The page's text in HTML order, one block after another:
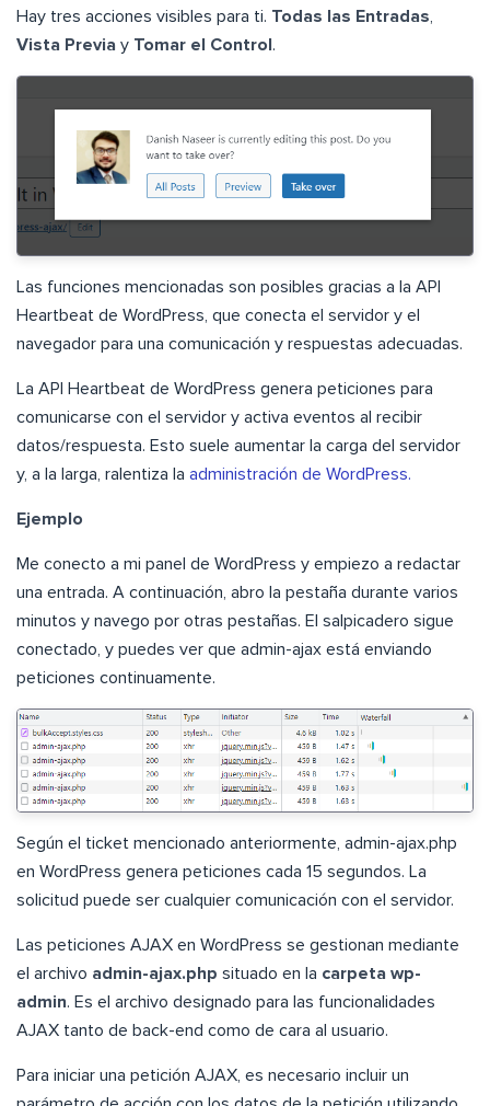
Hay tres acciones visibles para ti. Todas las Entradas
Vista Previa y Tomar el Control .
Las funciones mencionadas son posibles gracias a la API
Heartbeat de WordPress, que conecta el servidor y el
navegador para una comunicación y respuestas adecuadas.
La API Heartbeat de WordPress genera peticiones para
comunicarse con el servidor y activa eventos al recibir
datos/respuesta. Esto suele aumentar la carga del servidor
y, a la larga, ralentiza la administración de WordPress.
Ejemplo
Me conecto a mi panel de WordPress y empiezo a redactar
una entrada. A continuación, abro la pestaña durante varios
minutos y navego por otras pestañas. El salpicadero sigue
conectado, y puedes ver que admin-ajax está enviando
peticiones continuamente.
Según el ticket mencionado anteriormente, admin-ajax.php
en WordPress genera peticiones cada 15 segundos. La
solicitud puede ser cualquier comunicación con el servidor.
Las peticiones AJAX en WordPress se gestionan mediante
el archivo admin-ajax.php situado en la carpeta wp-
admin. Es el archivo designado para las funcionalidades
AJAX tanto de back-end como de cara al usuario.
Para iniciar una petición AJAX, es necesario incluir un